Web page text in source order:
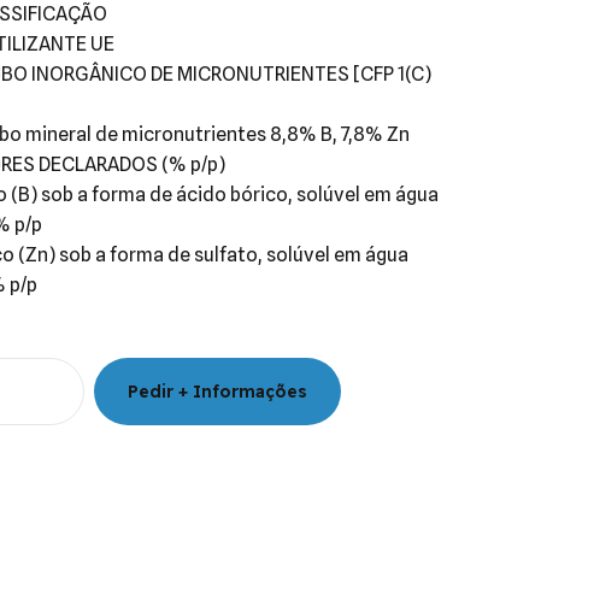
UE
INORGÂNICO DE MICRONUTRIENTES [CFP 1(C)
mineral de micronutrientes 8,8% B, 7,8% Zn
DECLARADOS (% p/p)
(B) sob a forma de ácido bórico, solúvel em água
p/p
(Zn) sob a forma de sulfato, solúvel em água
p/p
Pedir + Informações